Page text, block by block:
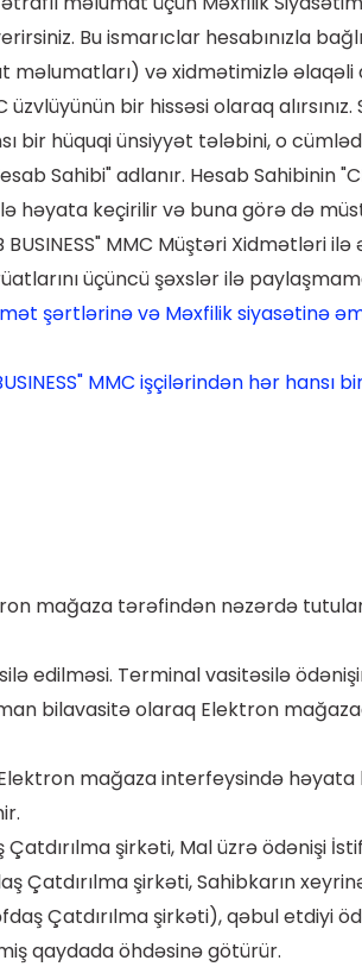
Bu ismarıclar hesabınızla
və xidmətimizlə əlaqəli
üzvlüyünün bir hissəsi olaraq
bir hüquqi ünsiyyət tələbini, o
Sahibi" adlanır. Hesab Sahibinin
həyata keçirilir və buna görə də
MMC Müştəri Xidmətləri
üçüncü şəxslər ilə
şərtlərinə və Məxfilik
MMC işçilərindən hər
mağaza tərəfindən nəzərdə
edilməsi. Terminal vasitəsilə
bilavasitə olaraq Elektron
mağaza interfeysində həyata
şirkəti, Mal üzrə ödənişi
şirkəti, Sahibkarın
Çatdırılma şirkəti), qəbul etdiyi
qaydada öhdəsinə götürür.